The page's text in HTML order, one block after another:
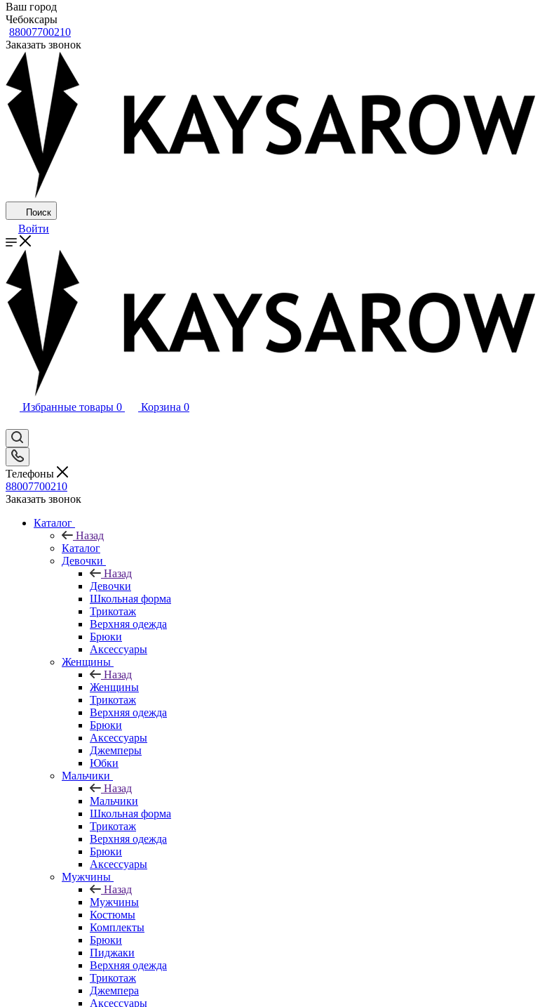
Ваш город
Чебоксары
88007700210
Заказать звонок
Поиск
Войти
Избранные товары 0 Корзина 0
Телефоны
88007700210
Заказать звонок
Каталог
Назад
Каталог
Девочки
Назад
Девочки
Школьная форма
Трикотаж
Верхняя одежда
Брюки
Аксессуары
Женщины
Назад
Женщины
Трикотаж
Верхняя одежда
Брюки
Аксессуары
Джемперы
Юбки
Мальчики
Назад
Мальчики
Школьная форма
Трикотаж
Верхняя одежда
Брюки
Аксессуары
Мужчины
Назад
Мужчины
Костюмы
Комплекты
Брюки
Пиджаки
Верхняя одежда
Трикотаж
Джемпера
Аксессуары